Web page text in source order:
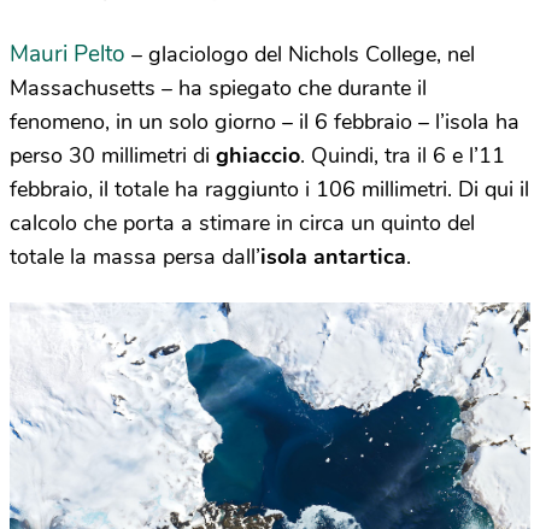
Mauri Pelto – glaciologo del Nichols College, nel
Massachusetts – ha spiegato che durante il
fenomeno, in un solo giorno – il 6 febbraio – l’isola ha
perso 30 millimetri di ghiaccio. Quindi, tra il 6 e l’11
febbraio, il totale ha raggiunto i 106 millimetri. Di qui il
calcolo che porta a stimare in circa un quinto del
totale la massa persa dall’isola antartica.